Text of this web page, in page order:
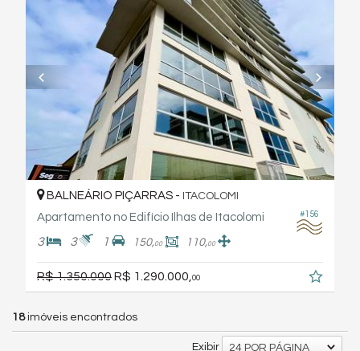
#156
BALNEÁRIO PIÇARRAS - ITACOLOMI
Apartamento no Edifício Ilhas de Itacolomi
3 3 1 150,00 110,00
R$ 1.350.000R$ 1.290.000, 00
18imóveis encontrados
Exibir 24 POR PÁGINA